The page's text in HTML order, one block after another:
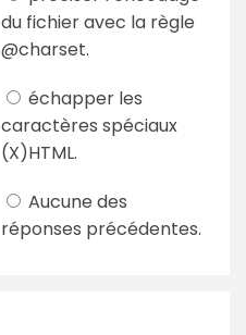
du fichier avec la règle
@charset.
échapper les
caractères spéciaux
(X)HTML.
Aucune des
réponses précédentes.